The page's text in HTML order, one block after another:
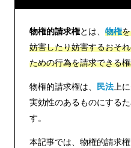
物権的請求権とは、 物権
妨害したり妨害するおそ
ための行為を請求できる
物権的請求権は、 民法 上
実効性のあるものにする
す。
本記事では、物権的請求